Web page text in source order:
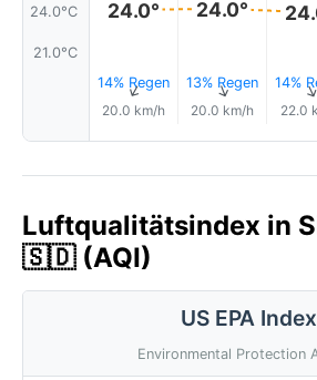
24.0°C
21.0°C
24.0°
14% Regen
↑
20.0 km/h
24.0°
13% Regen
↑
20.0 km/h
14%
22.0
Luftqualitätsindex in
🇸🇩 (AQI)
US EPA Index
Environmental Protection